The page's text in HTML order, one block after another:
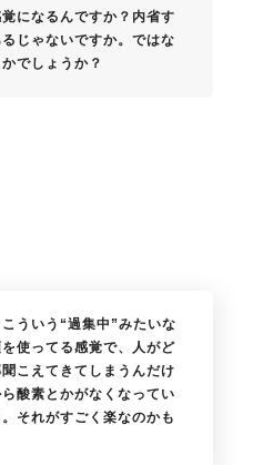
になるんですか？内省す
じゃないですか。ではな
でしょうか？
ういう“過集中”みたいな
使ってる感覚で、人がど
こえてきてしまうんだけ
酸素とかがなくなってい
それがすごく楽なのかも